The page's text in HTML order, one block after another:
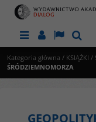
MenuPanelLang
Kategoria główna / KSIĄŻKI /
ŚRÓDZIEMNOMORZA